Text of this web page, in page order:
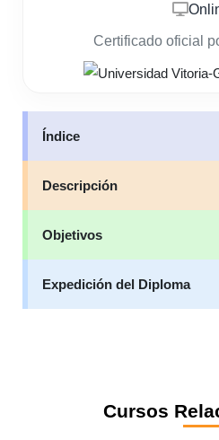
Certificado oficial
Índice
Descripción
Objetivos
Expedición del Diploma
Cursos